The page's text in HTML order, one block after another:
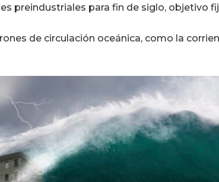
preindustriales para fin de siglo, objetivo
de circulación oceánica, como la